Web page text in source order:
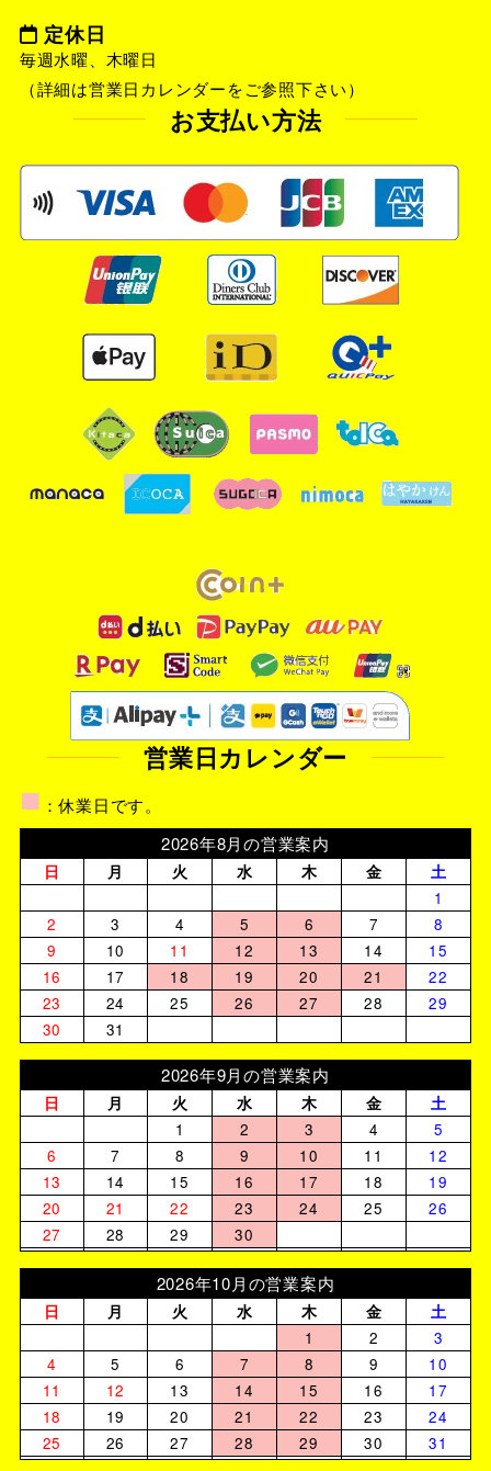
定休日
毎週水曜、木曜日
（詳細は営業日カレンダーをご参照下さい）
お支払い方法
営業日カレンダー
■ ：休業日です。
2026年8月の営業案内
日 月 火 水 木 金
土
1
2
3 4 5 6 7
8
9
10 11 12 13 14
15
16
17 18 19 20 21
22
23
24 25 26 27 28
29
30
31
2026年9月の営業案内
日 月 火 水 木 金
土
1
2 3 4
5
6
7 8 9 10 11
12
13
14 15 16 17 18
19
20
21 22 23 24 25
26
27
28 29 30
2026年10月の営業案内
日 月 火 水 木 金
土
1
2
3
4
5 6 7 8 9
10
11
12 13 14 15 16
17
18
19 20 21 22 23
24
25
26 27 28 29 30 31